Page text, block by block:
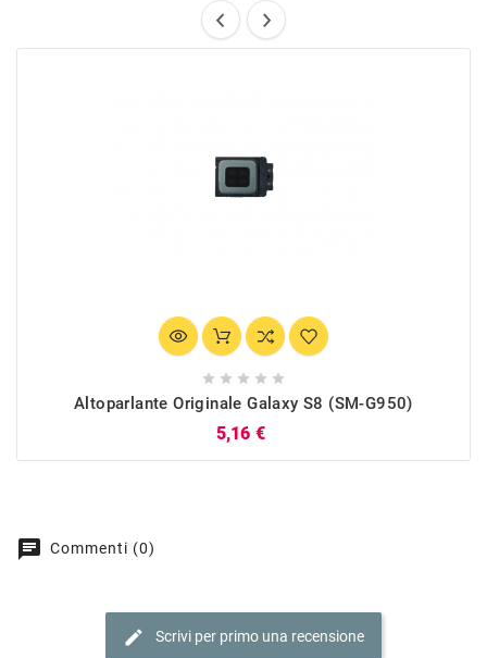
    
Altoparlante Originale Galaxy S8 (SM-G950)
5,16 €
chat Commenti (0)
edit Scrivi per primo una recensione